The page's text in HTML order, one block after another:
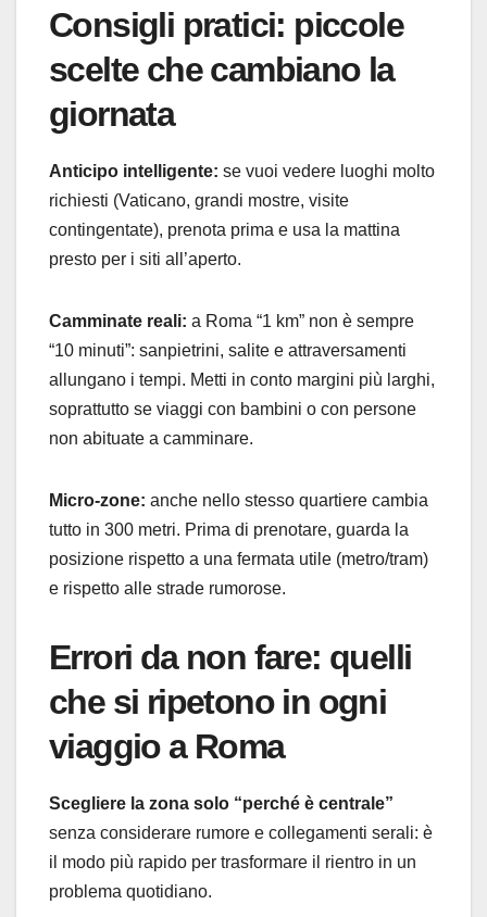
Consigli pratici: piccole
scelte che cambiano la
giornata
Anticipo intelligente: se vuoi vedere luoghi molto
richiesti (Vaticano, grandi mostre, visite
contingentate), prenota prima e usa la mattina
presto per i siti all’aperto.
Camminate reali: a Roma “1 km” non è sempre
“10 minuti”: sanpietrini, salite e attraversamenti
allungano i tempi. Metti in conto margini più larghi,
soprattutto se viaggi con bambini o con persone
non abituate a camminare.
Micro-zone: anche nello stesso quartiere cambia
tutto in 300 metri. Prima di prenotare, guarda la
posizione rispetto a una fermata utile (metro/tram)
e rispetto alle strade rumorose.
Errori da non fare: quelli
che si ripetono in ogni
viaggio a Roma
Scegliere la zona solo “perché è centrale”
senza considerare rumore e collegamenti serali: è
il modo più rapido per trasformare il rientro in un
problema quotidiano.